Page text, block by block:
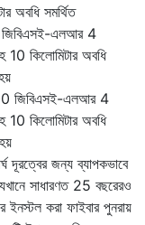
অবধি সমর্থিত
এলআর 4
10 কিলোমিটার অবধি
জিবিএসই-এলআর 4
10 কিলোমিটার অবধি
দূরত্বের জন্য ব্যাপকভাবে
সাধারণত 25 বছরেরও
ইনস্টল করা ফাইবার পুনরায়